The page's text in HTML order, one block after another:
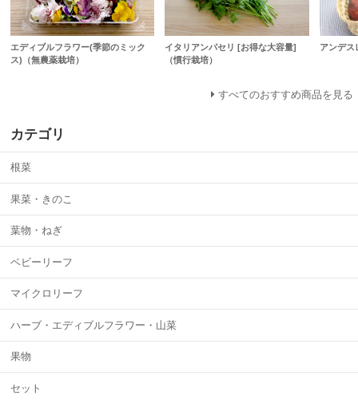
エディブルフラワー(季節のミック
ス)（無農薬栽培）
イタリアンパセリ [お得な大容量]
（慣行栽培）
アンデス
すべてのおすすめ商品を見る
カテゴリ
根菜
果菜・きのこ
葉物・ねぎ
ベビーリーフ
マイクロリーフ
ハーブ・エディブルフラワー・山菜
果物
セット